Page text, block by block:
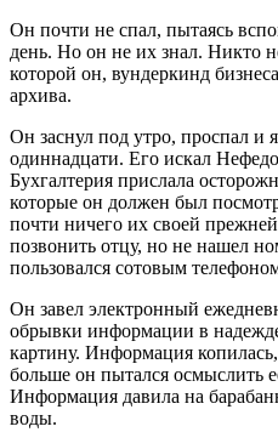
Он почти не спал, пытаясь
день. Но он не их знал. Никто
которой он, вундеркинд
архива.
Он заснул под утро, проспал и
одиннадцати. Его искал
Бухгалтерия прислала
которые он должен был
почти ничего их своей
позвонить отцу, но не нашел
пользовался сотовым
Он завел электронный
обрывки информации в
картину. Информация
больше он пытался осмыслить
Информация давила на
воды.